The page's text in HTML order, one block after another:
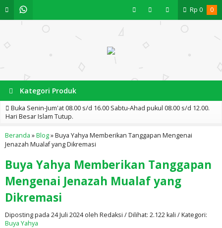
Rp 0 0
Kategori Produk
Buka Senin-Jum'at 08.00 s/d 16.00 Sabtu-Ahad pukul 08.00 s/d 12.00.
Hari Besar Islam Tutup.
Beranda »Blog»Buya Yahya Memberikan Tanggapan Mengenai
Jenazah Mualaf yang Dikremasi
Buya Yahya Memberikan Tanggapan
Mengenai Jenazah Mualaf yang
Dikremasi
Diposting pada 24 Juli 2024 oleh Redaksi / Dilihat: 2.122 kali / Kategori:
Buya Yahya